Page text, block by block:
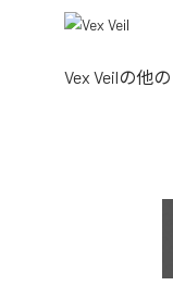
Vex Veilの他の